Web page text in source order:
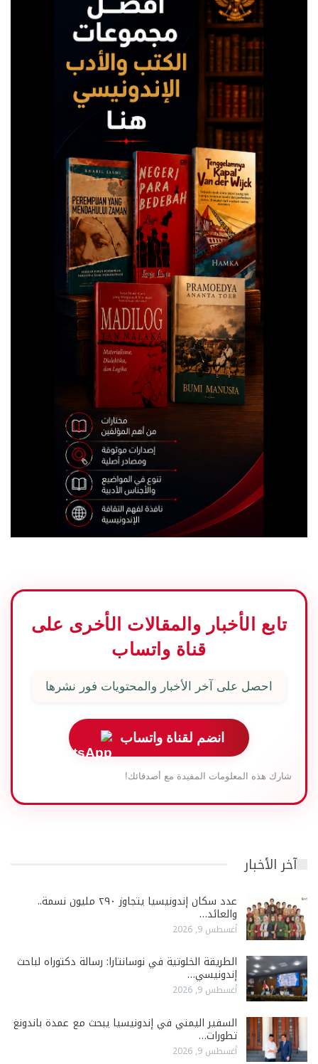
تابع الأخبار والمقالات الأخرى على
قناة واتساب
احصل على آخر الأخبار والمحتويات فور نشرها
انضم لقناة واتساب
شارك هذه المعلومات المفيدة مع أصدقائك!
آخر الأخبار
عدد سكان إندونيسيا يتجاوز ٢٩٠ مليون نسمة..
والعائد…
أغسطس 9, 2026
الطريقة الخلوتية في نوسانتارا: رسالة دكتوراه لباحث
إندونيسي…
أغسطس 9, 2026
السفير اليمني في إندونيسيا يبحث مع عمدة باندونغ
تطورات…
أغسطس 9, 2026